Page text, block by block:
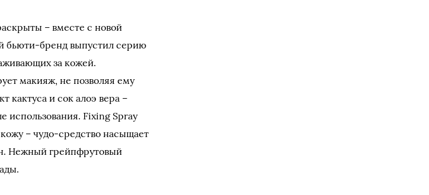
– вместе с новой
бьюти-бренд выпустил серию
за кожей.
макияж, не позволяя ему
кактуса и сок алоэ вера –
использования. Fixing Spray
– чудо-средство насыщает
Нежный грейпфрутовый